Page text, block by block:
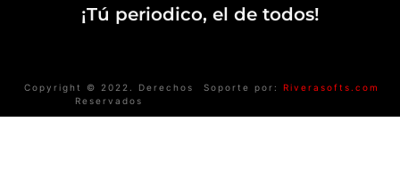
¡Tú periodico, el de todos!
Copyright © 2022. Derechos
Reservados
Soporte por: Riverasofts.com